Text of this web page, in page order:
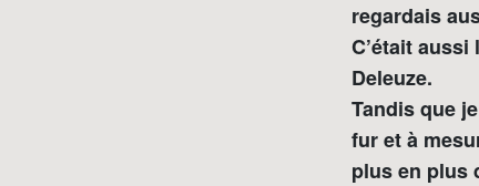
regardais
C’était
Deleuze.
Tandis que
fur et à
plus en plus